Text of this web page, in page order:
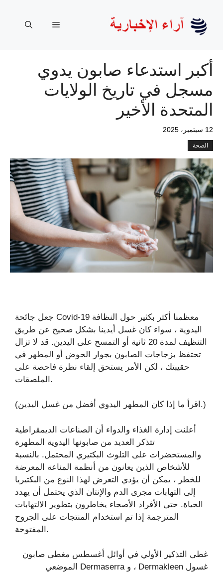
المحتوى
القائمة
أكبر استدعاء صابون يدوي
مسجل في تاريخ الولايات
المتحدة الأخير
12 سبتمبر، 2025
الصحة
جعل جائحة Covid-19 معظمنا أكثر بكثير حول النظافة
اليدوية ، سواء كان غسل أيدينا بشكل صحيح عن طريق
التنظيف لمدة 20 ثانية أو التمسح على اليدين. قد لا تزال
تحتفظ بزجاجات الصابون بجوار الحوض أو المطهر في
حقيبتك ، لكن الأمر يستحق إلقاء نظرة فاحصة على
الملصقات.
(اقرأ ما إذا كان المطهر اليدوي أفضل من غسل اليدين.)
أعلنت إدارة الغذاء والدواء أن الصناعات الديمقراطية
تتذكر العديد من صابونها اليدوية المطهرة
والمستحضرات على التلوث البكتيري المحتمل. بالنسبة
للأشخاص الذين يعانون من أنظمة المناعة المعرضة
للخطر ، يمكن أن يؤدي التعرض لهذا النوع من البكتيريا
إلى التهابات مجرى الدم والإنتان الذي يحتمل أن يهدد
الحياة. حتى الأفراد الأصحاء يخاطرون بتطوير الالتهابات
المترجمة إذا تم استخدام المنتجات على الجروح
المفتوحة.
غطى التذكير الأولي في أوائل أغسطس مغطى صابون
غسول Dermakleen ، و Dermaserra الموضعي